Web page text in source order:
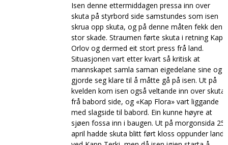
Isen denne ettermiddagen pressa inn over
skuta på styrbord side samstundes som isen
skrua opp skuta, og på denne måten fekk den
stor skade. Straumen førte skuta i retning Kapp
Orlov og dermed eit stort press frå land.
Situasjonen vart etter kvart så kritisk at
mannskapet samla saman eigedelane sine og
gjorde seg klare til å måtte gå på isen. Ut på
kvelden kom isen også veltande inn over skuta
frå babord side, og «Kap Flora» vart liggande
med slagside til babord. Ein kunne høyre at
sjøen fossa inn i baugen. Ut på morgonsida 25.
april hadde skuta blitt ført kloss oppunder land